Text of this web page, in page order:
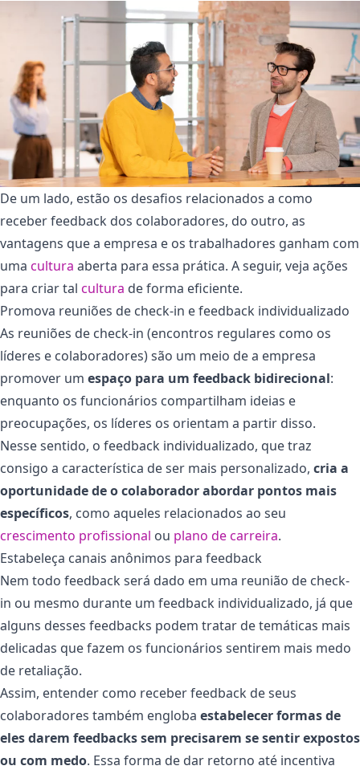
De um lado, estão os desafios relacionados a como
receber feedback dos colaboradores, do outro, as
vantagens que a empresa e os trabalhadores ganham com
uma cultura aberta para essa prática. A seguir, veja ações
para criar tal cultura de forma eficiente.
Promova reuniões de check-in e feedback individualizado
As reuniões de check-in (encontros regulares como os
líderes e colaboradores) são um meio de a empresa
promover um espaço para um feedback bidirecional:
enquanto os funcionários compartilham ideias e
preocupações, os líderes os orientam a partir disso.
Nesse sentido, o feedback individualizado, que traz
consigo a característica de ser mais personalizado, cria a
oportunidade de o colaborador abordar pontos mais
específicos, como aqueles relacionados ao seu
crescimento profissional ou plano de carreira.
Estabeleça canais anônimos para feedback
Nem todo feedback será dado em uma reunião de check-
in ou mesmo durante um feedback individualizado, já que
alguns desses feedbacks podem tratar de temáticas mais
delicadas que fazem os funcionários sentirem mais medo
de retaliação.
Assim, entender como receber feedback de seus
colaboradores também engloba estabelecer formas de
eles darem feedbacks sem precisarem se sentir expostos
ou com medo. Essa forma de dar retorno até incentiva